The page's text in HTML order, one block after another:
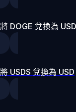
將 DOGE 兌換為 USD
將 USDS 兌換為 USD